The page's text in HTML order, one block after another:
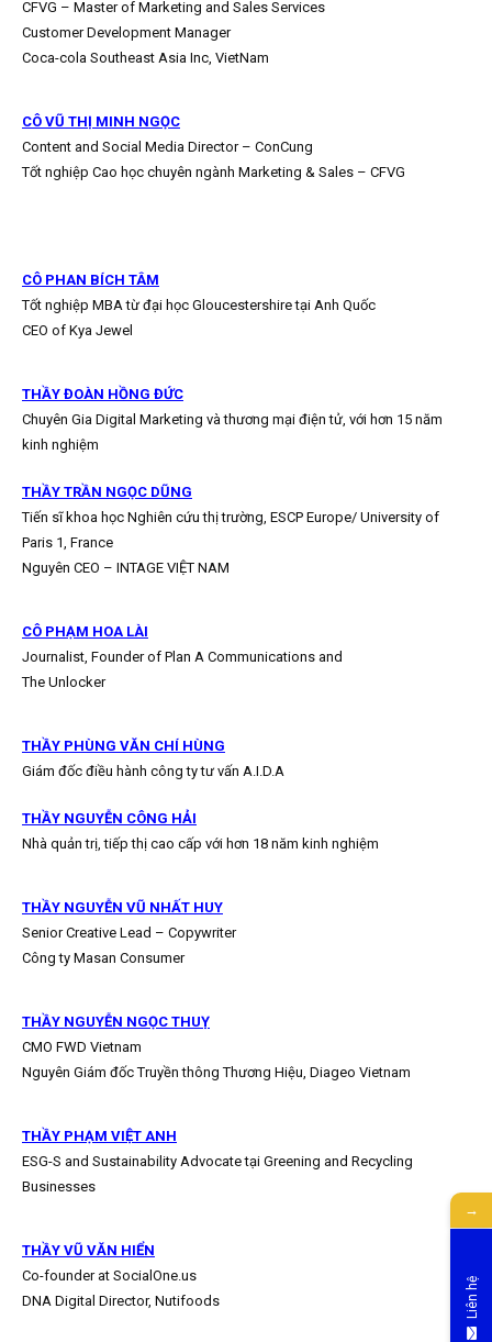
CFVG – Master of Marketing and Sales Services
Customer Development Manager
Coca-cola Southeast Asia Inc, VietNam
CÔ VŨ THỊ MINH NGỌC
Content and Social Media Director – ConCung
Tốt nghiệp Cao học chuyên ngành Marketing & Sales – CFVG
CÔ PHAN BÍCH TÂM
Tốt nghiệp MBA từ đại học Gloucestershire tại Anh Quốc
CEO of Kya Jewel
THẦY ĐOÀN HỒNG ĐỨC
Chuyên Gia Digital Marketing và thương mại điện tử, với hơn 15 năm
kinh nghiệm
THẦY TRẦN NGỌC DŨNG
Tiến sĩ khoa học Nghiên cứu thị trường, ESCP Europe/ University of
Paris 1, France
Nguyên CEO – INTAGE VIỆT NAM
CÔ PHẠM HOA LÀI
Journalist, Founder of Plan A Communications and
The Unlocker
THẦY PHÙNG VĂN CHÍ HÙNG
Giám đốc điều hành công ty tư vấn A.I.D.A
THẦY NGUYỄN CÔNG HẢI
Nhà quản trị, tiếp thị cao cấp với hơn 18 năm kinh nghiệm
THẦY NGUYỄN VŨ NHẤT HUY
Senior Creative Lead – Copywriter
Công ty Masan Consumer
THẦY NGUYỄN NGỌC THUỴ
CMO FWD Vietnam
Nguyên Giám đốc Truyền thông Thương Hiệu, Diageo Vietnam
THẦY PHẠM VIỆT ANH
ESG-S and Sustainability Advocate tại Greening and Recycling
Businesses
THẦY VŨ VĂN HIỂN
Co-founder at SocialOne.us
DNA Digital Director, Nutifoods
→
Liên hệ